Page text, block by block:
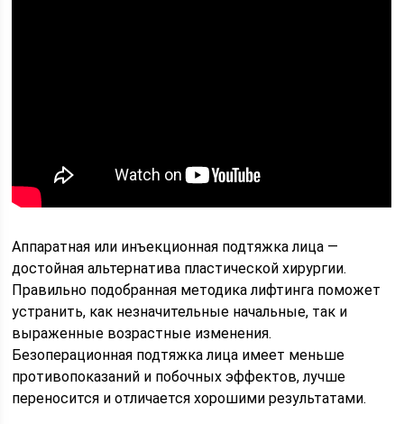
Аппаратная или инъекционная подтяжка лица —
достойная альтернатива пластической хирургии.
Правильно подобранная методика лифтинга поможет
устранить, как незначительные начальные, так и
выраженные возрастные изменения.
Безоперационная подтяжка лица имеет меньше
противопоказаний и побочных эффектов, лучше
переносится и отличается хорошими результатами.